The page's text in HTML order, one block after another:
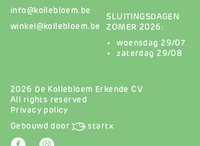
info@kollebloem.be
winkel@kollebloem.be
SLUITINGSDAGEN
ZOMER 2026:
woensdag 29/07
zaterdag 29/08
2026 De Kollebloem Erkende CV
All rights reserved
Privacy policy
Gebouwd door startx
AfbeeldingAfbeelding